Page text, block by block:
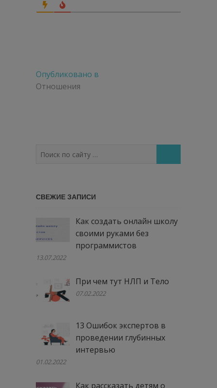
Навигация
по
Опубликовано в
Отношения
по
СВЕЖИЕ ЗАПИСИ
Как создать онлайн школу
своими руками без
программистов
13.07.2022
При чем тут НЛП и Тело
07.02.2022
13 Ошибок экспертов в
проведении глубинных
интервью
01.02.2022
Как рассказать детям о